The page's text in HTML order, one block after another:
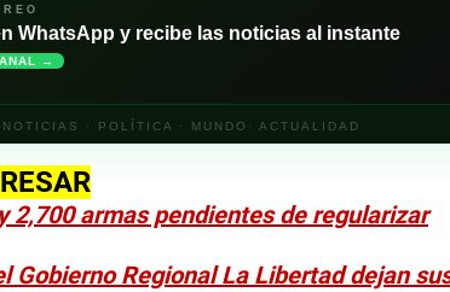
WhatsApp y recibe las noticias al instante
→
NOTICIAS · POLÍTICA · MUNDO· ACTUALIDAD
2,700 armas pendientes de regularizar
Gobierno Regional La Libertad dejan